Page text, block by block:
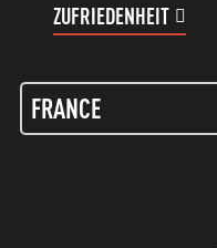
ZUFRIEDENHEIT